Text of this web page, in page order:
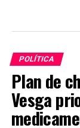
POLÍTICA
Plan de
Vesga